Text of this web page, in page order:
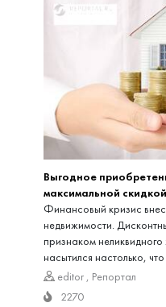
Выгодное
максимальной
Финансовый кризис
недвижимости.
признаком
насытился настолько,
editor , Репортал
2270